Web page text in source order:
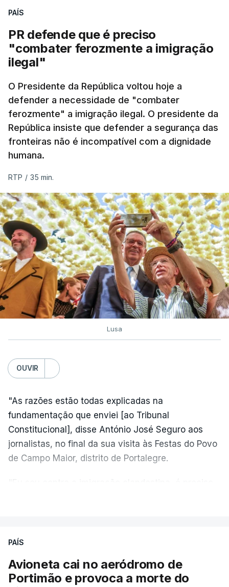
PAÍS
PR defende que é preciso
"combater ferozmente a imigração
ilegal"
O Presidente da República voltou hoje a
defender a necessidade de "combater
ferozmente" a imigração ilegal. O presidente da
República insiste que defender a segurança das
fronteiras não é incompatível com a dignidade
humana.
RTP / 35 min.
Lusa
OUVIR
"As razões estão todas explicadas na
fundamentação que enviei [ao Tribunal
Constitucional], disse António José Seguro aos
jornalistas, no final da sua visita às Festas do Povo
de Campo Maior, distrito de Portalegre.
nada disto é incompatível com tratarmos com
crianças", acrescentou.
PAÍS
Avioneta cai no aeródromo de
Portimão e provoca a morte do